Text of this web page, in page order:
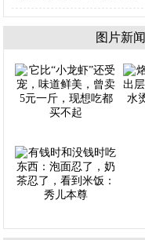
图片新闻